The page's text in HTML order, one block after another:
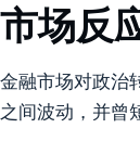
市场反
金融市场对政治
之间波动，并曾